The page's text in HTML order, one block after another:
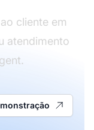
cliente em
atendimento